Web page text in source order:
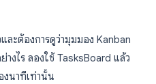
ะต้องการดูว่ามุมมอง Kanban
งไร ลองใช้ TasksBoard แล้ว
งนาทีเท่านั้น